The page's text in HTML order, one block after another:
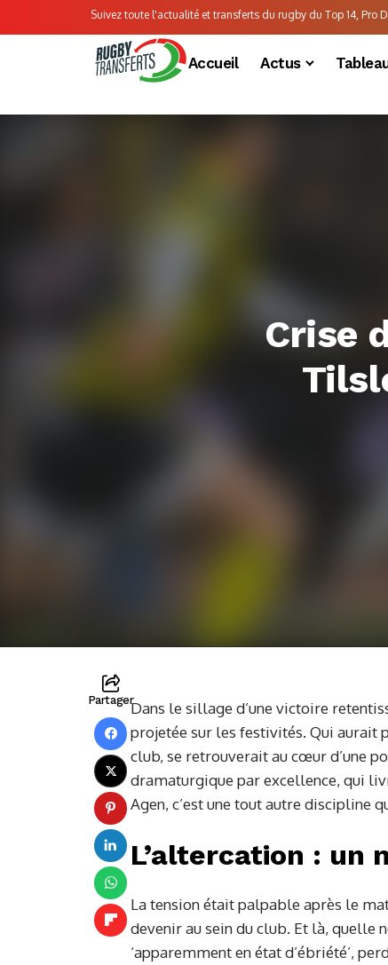
Suivez toute l'actualité et transferts du rugby du Top 14, Pro
Accueil Actus
Crise
PartagerDans le sillage d’une victoire
projetée sur les festivités. Qui aurait
club, se retrouverait au cœur d’une
dramaturgique par excellence, qui
Agen, c’est une tout autre discipline
L’altercation : un
La tension était palpable après le
devenir au sein du club. Et là, quelle
‘apparemment en état d’ébriété’,